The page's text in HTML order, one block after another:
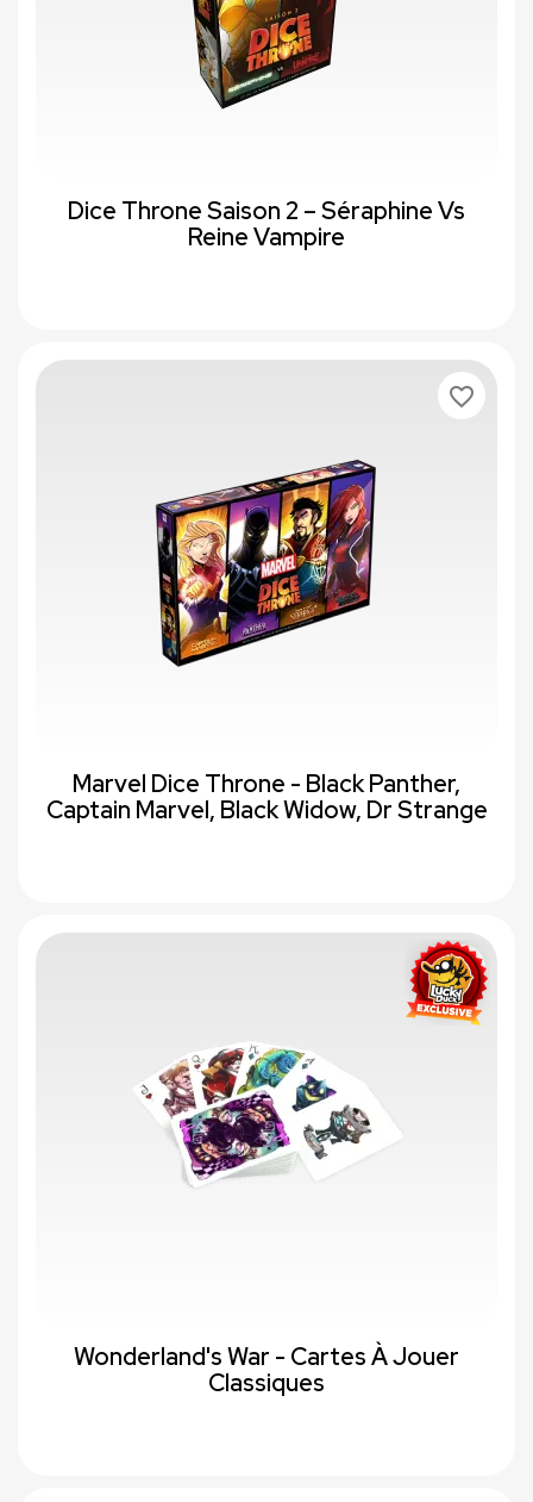
Dice Throne Saison 2 – Séraphine Vs
Reine Vampire
Marvel Dice Throne - Black Panther,
Captain Marvel, Black Widow, Dr Strange
favorite_border
Wonderland's War - Cartes À Jouer
Classiques
favorite_border